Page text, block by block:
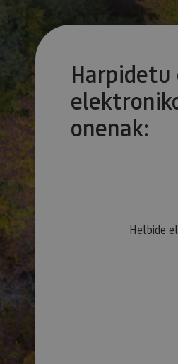
onenak:
Helbide